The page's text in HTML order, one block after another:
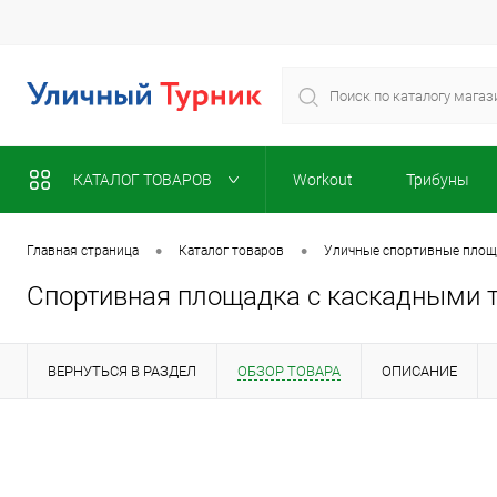
КАТАЛОГ ТОВАРОВ Workout Трибуны
Главная страница • Каталог товаров • Уличные спортивные
Спортивная площадка с каскадными
ВЕРНУТЬСЯ В РАЗДЕЛ ОБЗОР ТОВАРА ОПИСАНИЕ